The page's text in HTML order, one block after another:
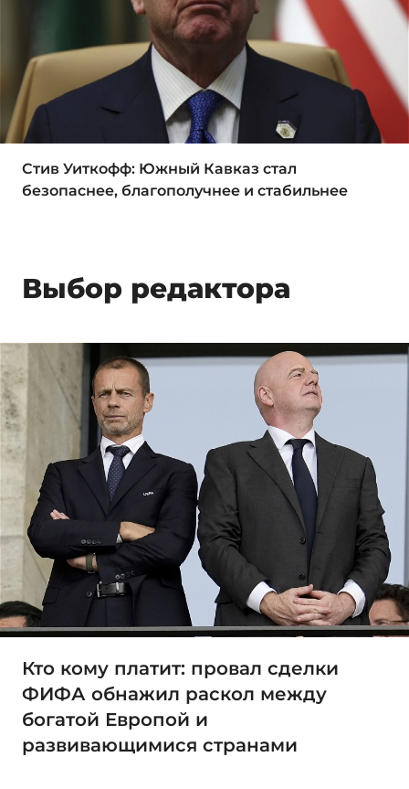
Стив Уиткофф: Южный Кавказ стал
безопаснее, благополучнее и стабильнее
Выбор редактора
Кто кому платит: провал сделки
ФИФА обнажил раскол между
богатой Европой и
развивающимися странами